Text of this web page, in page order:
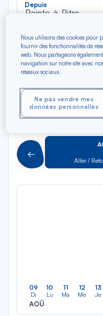
Depuis
Pointe-à-Pitre
Vers
Pour aller vers
Type de trajet
Aller-Retour
Précédent Aller /
09
Di
AOÛ
10
Lu
11
Ma
12
Me
13
Je
Nous utilisons des cookies pour
fournir des fonctionnalités de
web. Nous partageons
navigation sur notre site avec
réseaux sociaux.
Ne pas vendre mes
données personnelles